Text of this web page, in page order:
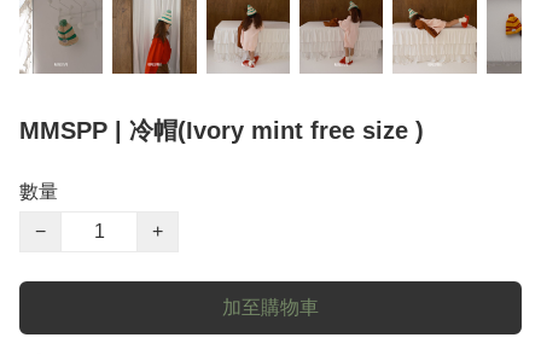
MMSPP | 冷帽(Ivory mint free size )
數量
−
+
加至購物車